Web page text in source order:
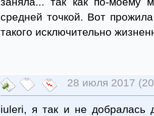
средней точкой. Вот
такого исключительно
28 июля 2017
iuleri, я так и не добралась